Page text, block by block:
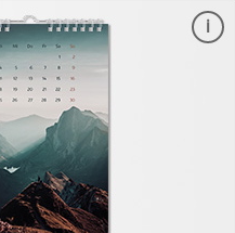
echtem Fotopapier
Titelseite
-jahr frei wählbar
Kalendarien